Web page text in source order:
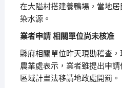
在大隘村搭建養鴨場，當地
染水源。
業者申請 相關單位尚未核准
縣府相關單位昨天現勘稽查
農業處表示，業者雖提出申
區域計畫法移請地政處開罰。